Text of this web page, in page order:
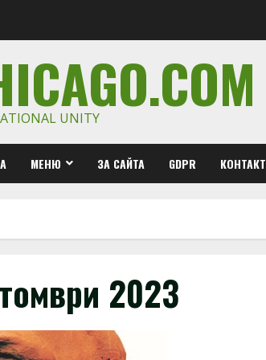
UNITY
МЕНЮ ЗА САЙТА GDPR КОНТАКТ
2023